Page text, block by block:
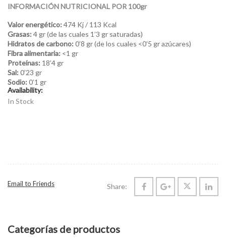
INFORMACIÓN NUTRICIONAL POR 100gr
Valor energético: 474 Kj / 113 Kcal
Grasas: 4 gr (de las cuales 1’3 gr saturadas)
Hidratos de carbono: 0’8 gr (de los cuales <0'5 gr azúcares)
Fibra alimentaria: <1 gr
Proteínas: 18’4 gr
Sal: 0’23 gr
Sodio: 0’1 gr
Availability:
In Stock
Email to Friends Share:
Categorías de productos